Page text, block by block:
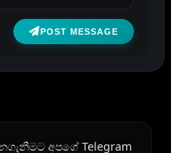
POST MESSAGE
අපගේ Telegram